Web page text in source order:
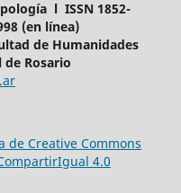
l ISSN 1852-
(en línea)
de Humanidades
Rosario
de Creative Commons
4.0